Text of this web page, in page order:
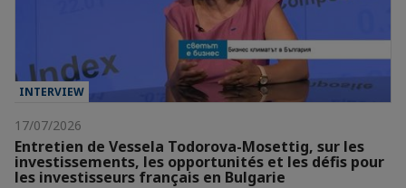
INTERVIEW
17/07/2026
Entretien de Vessela Todorova-Mosettig, sur les
investissements, les opportunités et les défis pour
les investisseurs français en Bulgarie